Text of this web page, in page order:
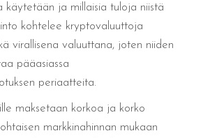
käytetään ja millaisia tuloja niistä
kohtelee kryptovaluuttoja
virallisena valuuttana, joten niiden
pääasiassa
periaatteita.
maksetaan korkoa ja korko
markkinahinnan mukaan